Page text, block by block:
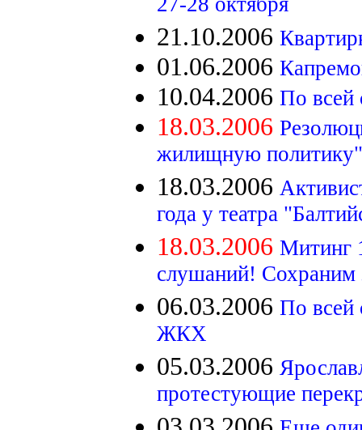
27-28 октября
21.10.2006
01.06.2006
10.04.2006 По всей
18.03.2006
жилищную политику"
18.03.2006
года у театра
18.03.2006 Митинг
слушаний! Сохраним
06.03.2006 По всей
ЖКХ
05.03.2006
протестующие